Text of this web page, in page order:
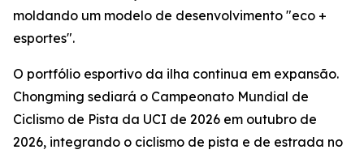
moldando um modelo de desenvolvimento "eco +
esportes".
O portfólio esportivo da ilha continua em expansão.
Chongming sediará o Campeonato Mundial de
Ciclismo de Pista da UCI de 2026 em outubro de
2026, integrando o ciclismo de pista e de estrada no